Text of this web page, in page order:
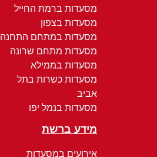
מסעדות ברמת החייל
מסעדות בצפון
מסעדות במתחם התחנה
מסעדות מתחם שרונה
מסעדות בממילא
מסעדות כשרות בתל
אביב
מסעדות בנמל יפו
מידע ברשת
אירועים במסעדות